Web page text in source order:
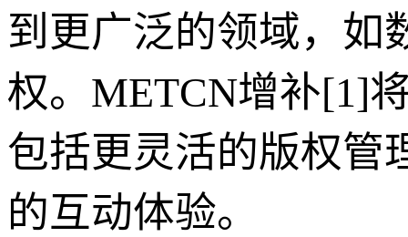
到更广泛的领域，如
权。METCN增补[1]
包括更灵活的版权管
的互动体验。